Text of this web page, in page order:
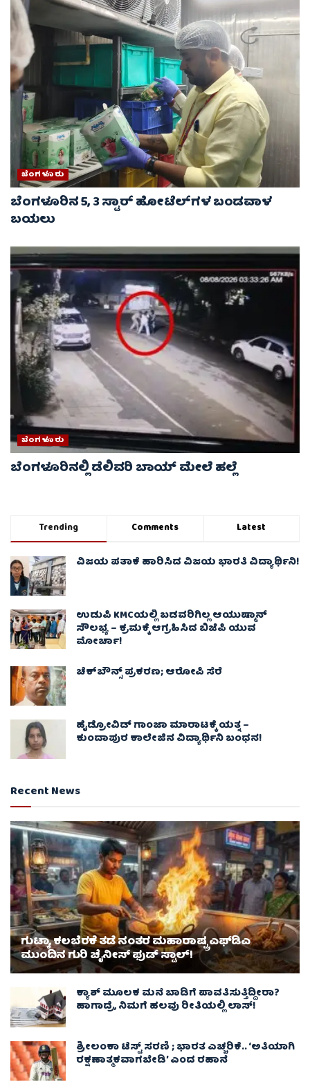
ಬೆಂಗಳೂರು
ಬೆಂಗಳೂರಿನ 5, 3 ಸ್ಟಾರ್​​​​ ಹೋಟೆಲ್​​​​ಗಳ ಬಂಡವಾಳ
ಬಯಲು
ಬೆಂಗಳೂರು
ಬೆಂಗಳೂರಿನಲ್ಲಿ ಡೆಲಿವರಿ ಬಾಯ್ ಮೇಲೆ‌ ಹಲ್ಲೆ
Trending Comments Latest
ವಿಜಯ ಪತಾಕೆ ಹಾರಿಸಿದ ವಿಜಯ ಭಾರತಿ ವಿದ್ಯಾರ್ಥಿನಿ!
ಉಡುಪಿ KMCಯಲ್ಲಿ ಬಡವರಿಗಿಲ್ಲ ಆಯುಷ್ಮಾನ್
ಸೌಲಭ್ಯ – ಕ್ರಮಕ್ಕೆ ಆಗ್ರಹಿಸಿದ ಬಿಜೆಪಿ ಯುವ
ಮೋರ್ಚಾ!
ಚೆಕ್​ಬೌನ್ಸ್​ ಪ್ರಕರಣ; ಆರೋಪಿ ಸೆರೆ
ಹೈಡ್ರೋವಿಡ್ ಗಾಂಜಾ ಮಾರಾಟಕ್ಕೆ ಯತ್ನ –
ಕುಂದಾಪುರ ಕಾಲೇಜಿನ ವಿದ್ಯಾರ್ಥಿನಿ ಬಂಧನ!
Recent News
ಗುಟ್ಕಾ, ಕಲಬೆರಕೆ ತಡೆ ನಂತರ ಮಹಾರಾಷ್ಟ್ರ ಎಫ್‌ಡಿಎ
ಮುಂದಿನ ಗುರಿ ಚೈನೀಸ್ ಫುಡ್ ಸ್ಟಾಲ್‌!
ಕ್ಯಾಶ್ ಮೂಲಕ ಮನೆ ಬಾಡಿಗೆ ಪಾವತಿಸುತ್ತಿದ್ದೀರಾ?
ಹಾಗಾದ್ರೆ, ನಿಮಗೆ ಹಲವು ರೀತಿಯಲ್ಲಿ ಲಾಸ್!
ಶ್ರೀಲಂಕಾ ಟೆಸ್ಟ್ ಸರಣಿ ; ಭಾರತ ಎಚ್ಚರಿಕೆ.. ‘ಅತಿಯಾಗಿ
ರಕ್ಷಣಾತ್ಮಕವಾಗಬೇಡಿ’ ಎಂದ ರಹಾನೆ